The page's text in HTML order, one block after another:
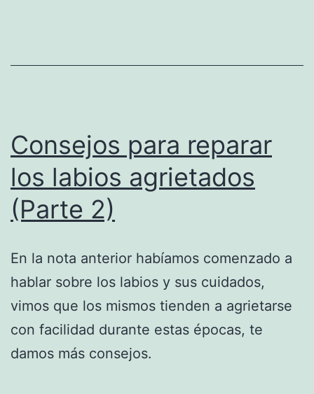
Consejos para reparar
los labios agrietados
(Parte 2)
En la nota anterior habíamos comenzado a
hablar sobre los labios y sus cuidados,
vimos que los mismos tienden a agrietarse
con facilidad durante estas épocas, te
damos más consejos.